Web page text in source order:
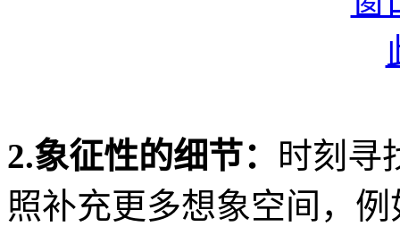
2.象征性的细节：
时刻寻
照补充更多想象空间，